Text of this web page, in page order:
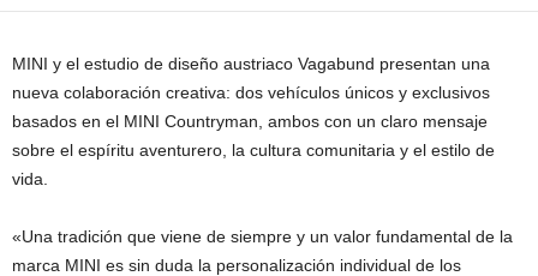
MINI y el estudio de diseño austriaco Vagabund presentan una
nueva colaboración creativa: dos vehículos únicos y exclusivos
basados en el MINI Countryman, ambos con un claro mensaje
sobre el espíritu aventurero, la cultura comunitaria y el estilo de
vida.
«Una tradición que viene de siempre y un valor fundamental de la
marca MINI es sin duda la personalización individual de los